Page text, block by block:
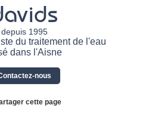
depuis 1995
du traitement de l'eau
dans l'Aisne
nous
cette page